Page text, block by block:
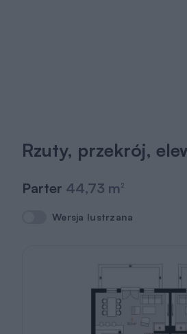
Rzuty, przekrój,
Parter 44,73 m 2
Wersja lustrzana
Wersja lustrzana